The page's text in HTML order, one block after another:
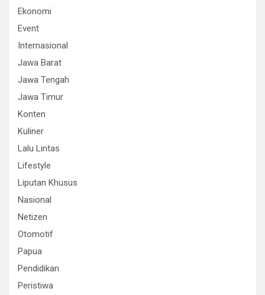
Ekonomi
Event
Internasional
Jawa Barat
Jawa Tengah
Jawa Timur
Konten
Kuliner
Lalu Lintas
Lifestyle
Liputan Khusus
Nasional
Netizen
Otomotif
Papua
Pendidikan
Peristiwa